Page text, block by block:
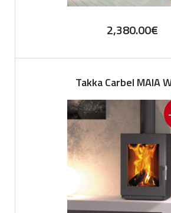
2,380.00€
Takka Carbel MAIA